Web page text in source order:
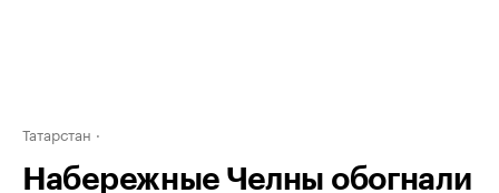
Татарстан
Набережные Челны обогнали